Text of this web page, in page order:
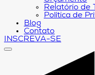
Relatório de
Política de
Blog
Contato
INSCREVA-SE